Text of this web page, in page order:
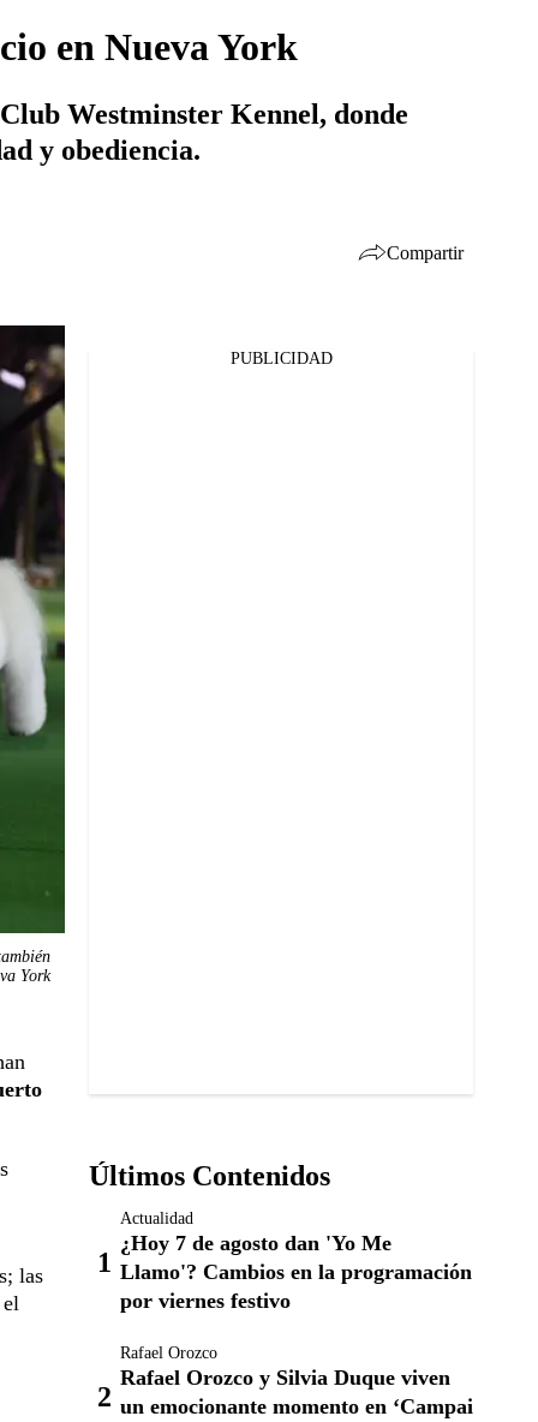
en Nueva York
Westminster Kennel, donde
y obediencia.
Compartir
Facebook
Twitter
York
las
PUBLICIDAD
Últimos Contenidos
Actualidad
¿Hoy 7 de agosto dan 'Yo Me
Llamo'? Cambios en la programación
por viernes festivo
Rafael Orozco
Rafael Orozco y Silvia Duque viven
un emocionante momento en ‘Campai